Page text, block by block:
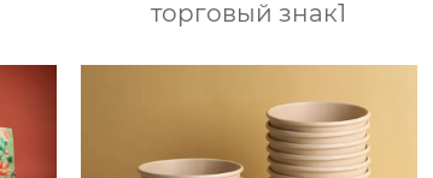
торговый знак1